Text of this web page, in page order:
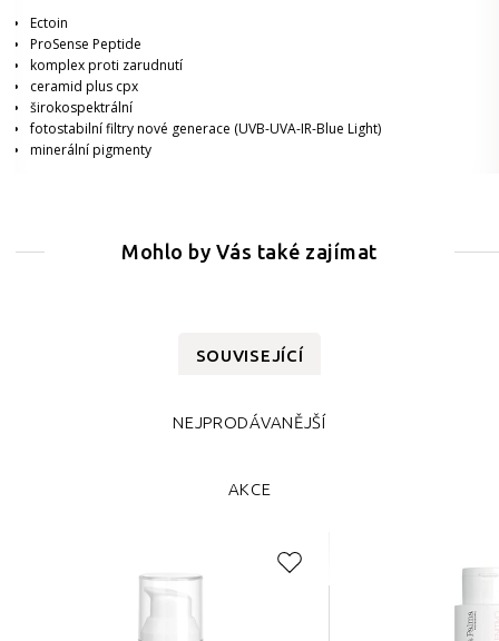
Ectoin
ProSense Peptide
komplex proti zarudnutí
ceramid plus cpx
širokospektrální
fotostabilní filtry nové generace (UVB-UVA-IR-Blue Light)
minerální pigmenty
Mohlo by Vás také zajímat
SOUVISEJÍCÍ
NEJPRODÁVANĚJŠÍ
AKCE